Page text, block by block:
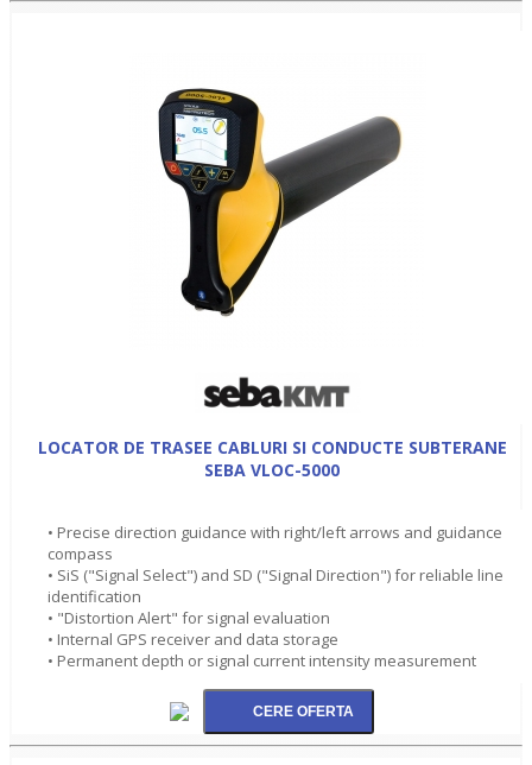
LOCATOR DE TRASEE CABLURI SI CONDUCTE SUBTERANE
SEBA VLOC-5000
• Precise direction guidance with right/left arrows and guidance
compass
• SiS ("Signal Select") and SD ("Signal Direction") for reliable line
identification
• "Distortion Alert" for signal evaluation
• Internal GPS receiver and data storage
• Permanent depth or signal current intensity measurement